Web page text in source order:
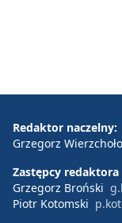
Redaktor naczelny:
Grzegorz
Zastępcy redaktora
Grzegorz Broński
Piotr Kotomski